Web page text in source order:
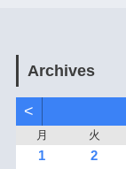
Archives
<
月 火
1 2